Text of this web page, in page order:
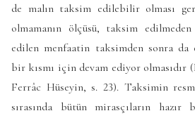
de malın taksim edilebilir olması
olmamanın ölçüsü, taksim
edilen menfaatin taksimden sonra da
bir kısmı için devam ediyor olmasıdır
Ferrâc Hüseyin, s. 23). Taksimin
sırasında bütün mirasçıların hazır